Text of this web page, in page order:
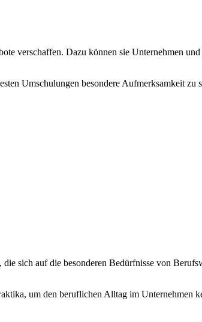
verschaffen. Dazu können sie Unternehmen
Umschulungen besondere Aufmerksamkeit zu
sich auf die besonderen Bedürfnisse von
um den beruflichen Alltag im Unternehmen